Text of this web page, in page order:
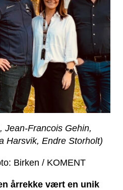
Jean-Francois Gehin,
Harsvik, Endre Storholt)
Birken / KOMENT
årrekke vært en unik